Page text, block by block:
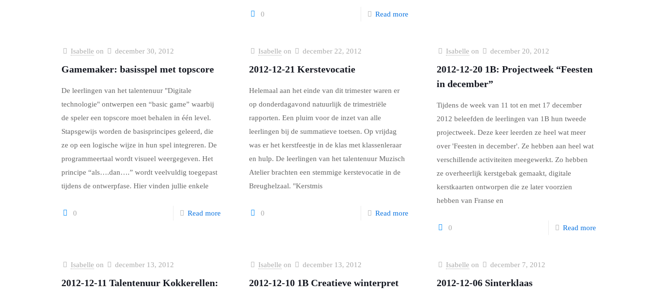
0 Read more
Isabelle on december 30, 2012
Gamemaker: basisspel met topscore
De leerlingen van het talentenuur "Digitale
technologie" ontwerpen een “basic game” waarbij
de speler een topscore moet behalen in één level.
Stapsgewijs worden de basisprincipes geleerd, die
ze op een logische wijze in hun spel integreren. De
programmeertaal wordt visueel weergegeven. Het
principe “als….dan….” wordt veelvuldig toegepast
tijdens de ontwerpfase. Hier vinden jullie enkele
0 Read more
Isabelle on december 22, 2012
2012-12-21 Kerstevocatie
Helemaal aan het einde van dit trimester waren er
op donderdagavond natuurlijk de trimestriële
rapporten. Een pluim voor de inzet van alle
leerlingen bij de summatieve toetsen. Op vrijdag
was er het kerstfeestje in de klas met klassenleraar
en hulp. De leerlingen van het talentenuur Muzisch
Atelier brachten een stemmige kerstevocatie in de
Breughelzaal. "Kerstmis
0 Read more
Isabelle on december 20, 2012
2012-12-20 1B: Projectweek “Feesten
in december”
Tijdens de week van 11 tot en met 17 december
2012 beleefden de leerlingen van 1B hun tweede
projectweek. Deze keer leerden ze heel wat meer
over 'Feesten in december'. Ze hebben aan heel wat
verschillende activiteiten meegewerkt. Zo hebben
ze overheerlijk kerstgebak gemaakt, digitale
kerstkaarten ontworpen die ze later voorzien
hebben van Franse en
0 Read more
Isabelle on december 13, 2012
2012-12-11 Talentenuur Kokkerellen:
Isabelle on december 13, 2012
2012-12-10 1B Creatieve winterpret
Isabelle on december 7, 2012
2012-12-06 Sinterklaas